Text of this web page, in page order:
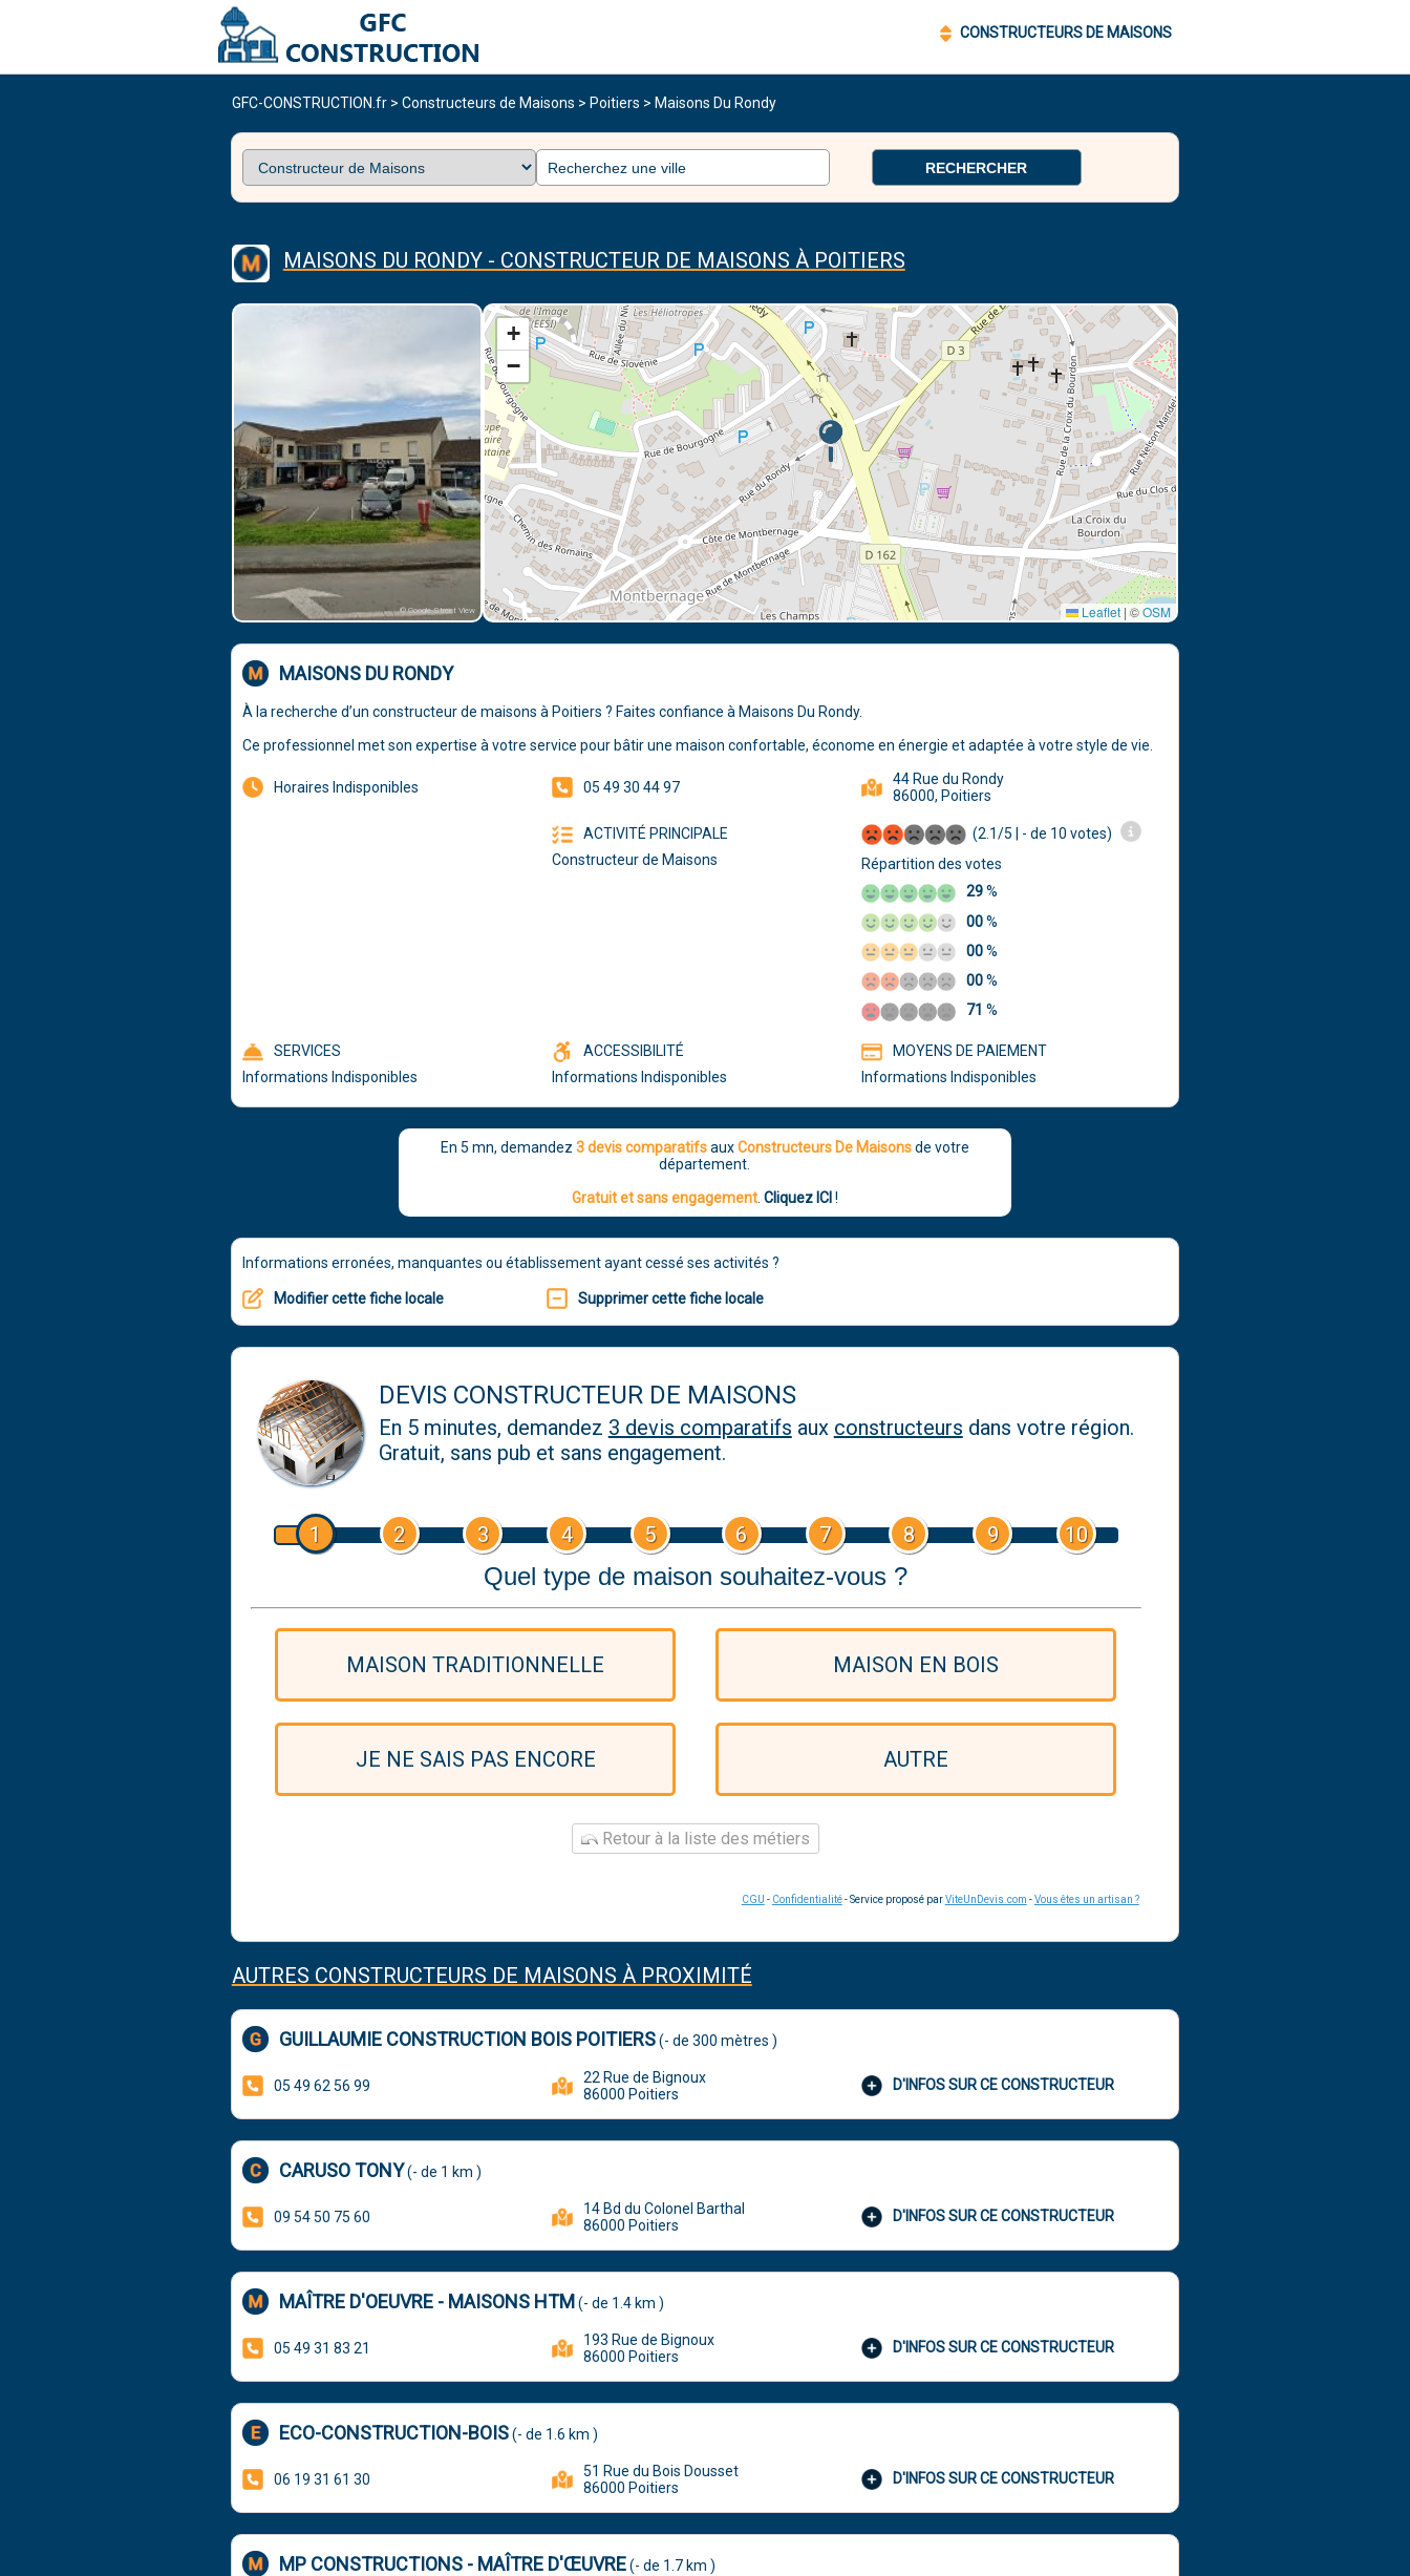
CONSTRUCTEURS DE MAISONS
GFC-CONSTRUCTION.fr> Constructeurs de Maisons > Poitiers > Maisons Du Rondy
RECHERCHER
MAISONS DU RONDY - CONSTRUCTEUR DE MAISONS À POITIERS
© Google Street View
+
−
Leaflet|©OSM
MAISONS DU RONDY
À la recherche d’un constructeur de maisons à Poitiers ? Faites confiance à Maisons Du Rondy.
Ce professionnel met son expertise à votre service pour bâtir une maison confortable, économe en énergie et adaptée à votre style de vie.
Horaires Indisponibles 05 49 30 44 97
44 Rue du Rondy
86000, Poitiers
ACTIVITÉ PRINCIPALE
Constructeur de Maisons
(2.1/5 | - de 10 votes)
Répartition des votes
29%
00%
00%
00%
71 %
SERVICES
Informations Indisponibles
ACCESSIBILITÉ
Informations Indisponibles
MOYENS DE PAIEMENT
Informations Indisponibles
En 5 mn, demandez 3 devis comparatifsauxConstructeurs De Maisonsde votre
département.
Gratuit et sans engagement. Cliquez ICI !
Informations erronées, manquantes ou établissement ayant cessé ses activités ?
Modifier cette fiche locale Supprimer cette fiche locale
DEVIS CONSTRUCTEUR DE MAISONS
En 5 minutes, demandez 3 devis comparatifs aux constructeurs dans votre région.
Gratuit, sans pub et sans engagement.
1 2 3 4 5 6 7 8 9 10
Quel type de maison souhaitez-vous ?
MAISON TRADITIONNELLE MAISON EN BOIS
JE NE SAIS PAS ENCORE AUTRE
Retour à la liste des métiers
CGU - Confidentialité- Service proposé parViteUnDevis.com -Vous êtes un artisan ?
AUTRES CONSTRUCTEURS DE MAISONS À PROXIMITÉ
GUILLAUMIE CONSTRUCTION BOIS POITIERS(- de 300 mètres )
05 49 62 56 99
22 Rue de Bignoux
86000 Poitiers
D'INFOS SUR CE CONSTRUCTEUR
CARUSO TONY(- de 1 km )
09 54 50 75 60
14 Bd du Colonel Barthal
86000 Poitiers
D'INFOS SUR CE CONSTRUCTEUR
MAÎTRE D'OEUVRE - MAISONS HTM (- de 1.4 km )
05 49 31 83 21
193 Rue de Bignoux
86000 Poitiers
D'INFOS SUR CE CONSTRUCTEUR
ECO-CONSTRUCTION-BOIS(- de 1.6 km )
06 19 31 61 30
51 Rue du Bois Dousset
86000 Poitiers
D'INFOS SUR CE CONSTRUCTEUR
MP CONSTRUCTIONS - MAÎTRE D'ŒUVRE(- de 1.7 km )